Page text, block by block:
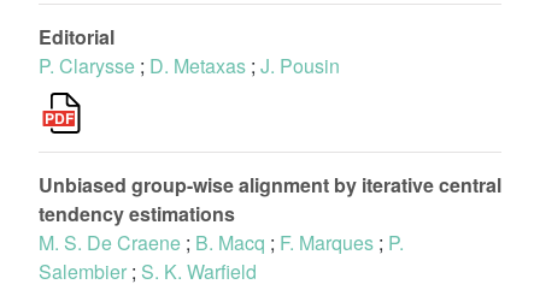
Editorial
P. Clarysse ; D. Metaxas ; J. Pousin
Unbiased group-wise alignment by iterative central
tendency estimations
M. S. De Craene ; B. Macq ; F. Marques ; P.
Salembier ; S. K. Warfield